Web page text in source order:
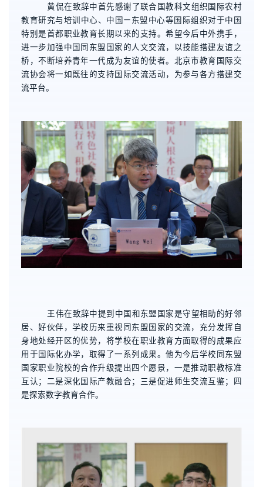
黄侃在致辞中首先感谢了联合国教科文组织国际农村
教育研究与培训中心、中国—东盟中心等国际组织对于中国
特别是首都职业教育长期以来的支持。希望今后中外携手，
进一步加强中国同东盟国家的人文交流，以技能搭建友谊之
桥，不断培养青年一代成为友谊的使者。北京市教育国际交
流协会将一如既往的支持国际交流活动，为参与各方搭建交
流平台。
王伟在致辞中提到中国和东盟国家是守望相助的好邻
居、好伙伴，学校历来重视同东盟国家的交流，充分发挥自
身地处经开区的优势，将学校在职业教育方面取得的成果应
用于国际化办学，取得了一系列成果。他为今后学校同东盟
国家职业院校的合作升级提出四个愿景，一是推动职教标准
互认；二是深化国际产教融合；三是促进师生交流互鉴；四
是探索数字教育合作。